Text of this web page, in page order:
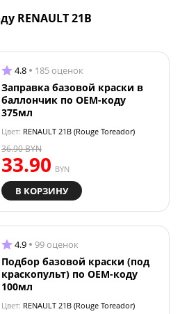
RENAULT 21B
4.8 185 оценок
Заправка базовой краски в
баллончик по OEM-коду
375мл
Цвет: RENAULT 21B (Rouge Toreador)
33.90 BYN
36.90BYN
В КОРЗИНУ
4.9 99 оценок
Подбор базовой краски (под
краскопульт) по OEM-коду
100мл
Цвет: RENAULT 21B (Rouge Toreador)